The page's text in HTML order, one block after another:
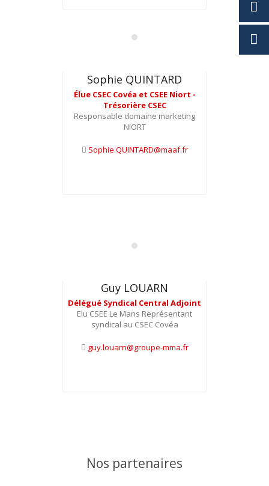
Sophie QUINTARD
Élue CSEC Covéa et CSEE Niort -
Trésorière CSEC
Responsable domaine marketing
NIORT
Sophie.QUINTARD@maaf.fr
Guy LOUARN
Délégué Syndical Central Adjoint
Elu CSEE Le Mans Représentant
syndical au CSEC Covéa
guy.louarn@groupe-mma.fr
Nos partenaires